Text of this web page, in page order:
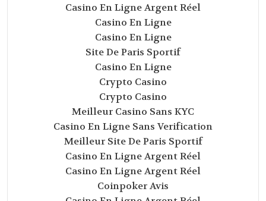
Casino En Ligne Argent Réel
Casino En Ligne
Casino En Ligne
Site De Paris Sportif
Casino En Ligne
Crypto Casino
Crypto Casino
Meilleur Casino Sans KYC
Casino En Ligne Sans Verification
Meilleur Site De Paris Sportif
Casino En Ligne Argent Réel
Casino En Ligne Argent Réel
Coinpoker Avis